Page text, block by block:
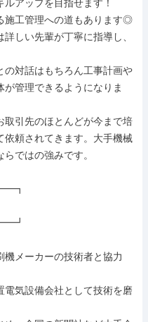
アップを目指せます！
施工管理への道もあります◎
しい先輩が丁寧に指導し、
の対話はもちろん工事計画や
が管理できるようになりま
取引先のほとんどが今まで培
依頼されてきます。大手機械
ではの強みです。
メーカーの技術者と協力
電気設備会社として技術を磨